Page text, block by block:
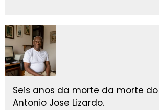
Seis anos da morte da morte
Antonio Jose Lizardo.